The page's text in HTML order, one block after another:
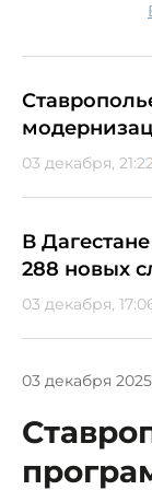
03 декабря,
В
288 новых
03 декабря,
03 декабря